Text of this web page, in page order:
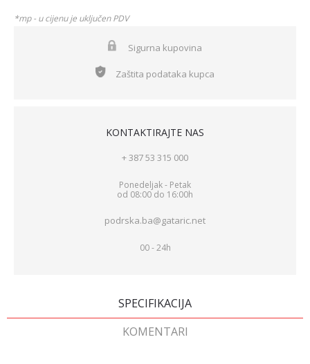
*mp - u cijenu je uključen PDV
Sigurna kupovina
Zaštita podataka kupca
KONTAKTIRAJTE NAS
+ 387 53 315 000
Ponedeljak - Petak
od 08:00 do 16:00h
podrska.ba@gataric.net
00 - 24h
SPECIFIKACIJA
KOMENTARI